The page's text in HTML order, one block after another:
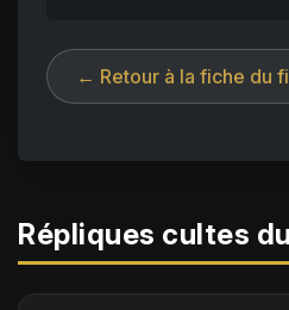
← Retour à la fiche du
Répliques cultes